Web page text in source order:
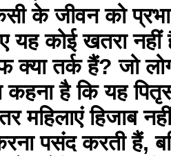
के जीवन को
यह कोई खतरा
क्या तर्क हैं? जो
है कि यह
महिलाएं हिजाब
पसंद करती हैं,